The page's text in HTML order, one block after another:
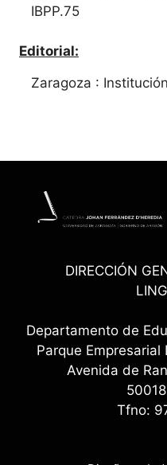
IBPP.75
Editorial:
Zaragoza :
DIRECCIÓN
Departamento de
Parque Empresarial
Avenida de
Tfno: